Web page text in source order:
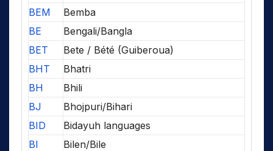
BEM
Bemba
BE
Bengali/Bangla
BET
Bete / Bété (Guiberoua)
BHT
Bhatri
BH
Bhili
BJ
Bhojpuri/Bihari
BID
Bidayuh languages
BI
Bilen/Bile